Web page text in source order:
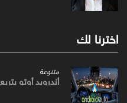
اخترنا لك
متنوعة
أندرويد أوتو